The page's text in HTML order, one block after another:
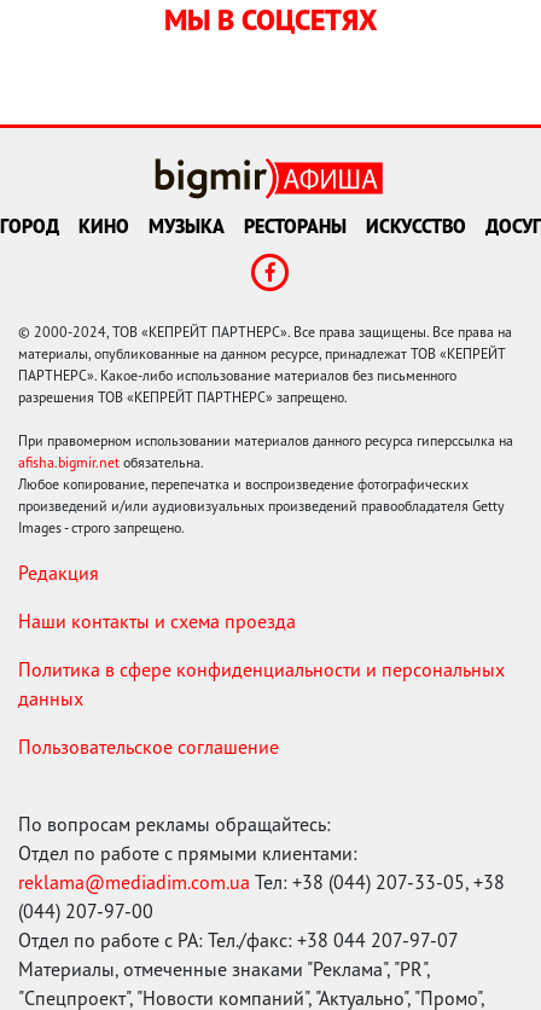
МЫ В СОЦСЕТЯХ
ГОРОД КИНО МУЗЫКА РЕСТОРАНЫ ИСКУССТВО ДОСУГ
© 2000-2024, ТОВ «КЕПРЕЙТ ПАРТНЕРС». Все права защищены. Все права на
материалы, опубликованные на данном ресурсе, принадлежат ТОВ «КЕПРЕЙТ
ПАРТНЕРС». Какое-либо использование материалов без письменного
разрешения ТОВ «КЕПРЕЙТ ПАРТНЕРС» запрещено.
При правомерном использовании материалов данного ресурса гиперссылка на
afisha.bigmir.net обязательна.
Любое копирование, перепечатка и воспроизведение фотографических
произведений и/или аудиовизуальных произведений правообладателя Getty
Images - строго запрещено.
Редакция
Наши контакты и схема проезда
Политика в сфере конфиденциальности и персональных
данных
Пользовательское соглашение
По вопросам рекламы обращайтесь:
Отдел по работе с прямыми клиентами:
reklama@mediadim.com.ua Тел: +38 (044) 207-33-05, +38
(044) 207-97-00
Отдел по работе с РА: Тел./факс: +38 044 207-97-07
Материалы, отмеченные знаками "Реклама", "PR",
"Спецпроект", "Новости компаний", "Актуально", "Промо",